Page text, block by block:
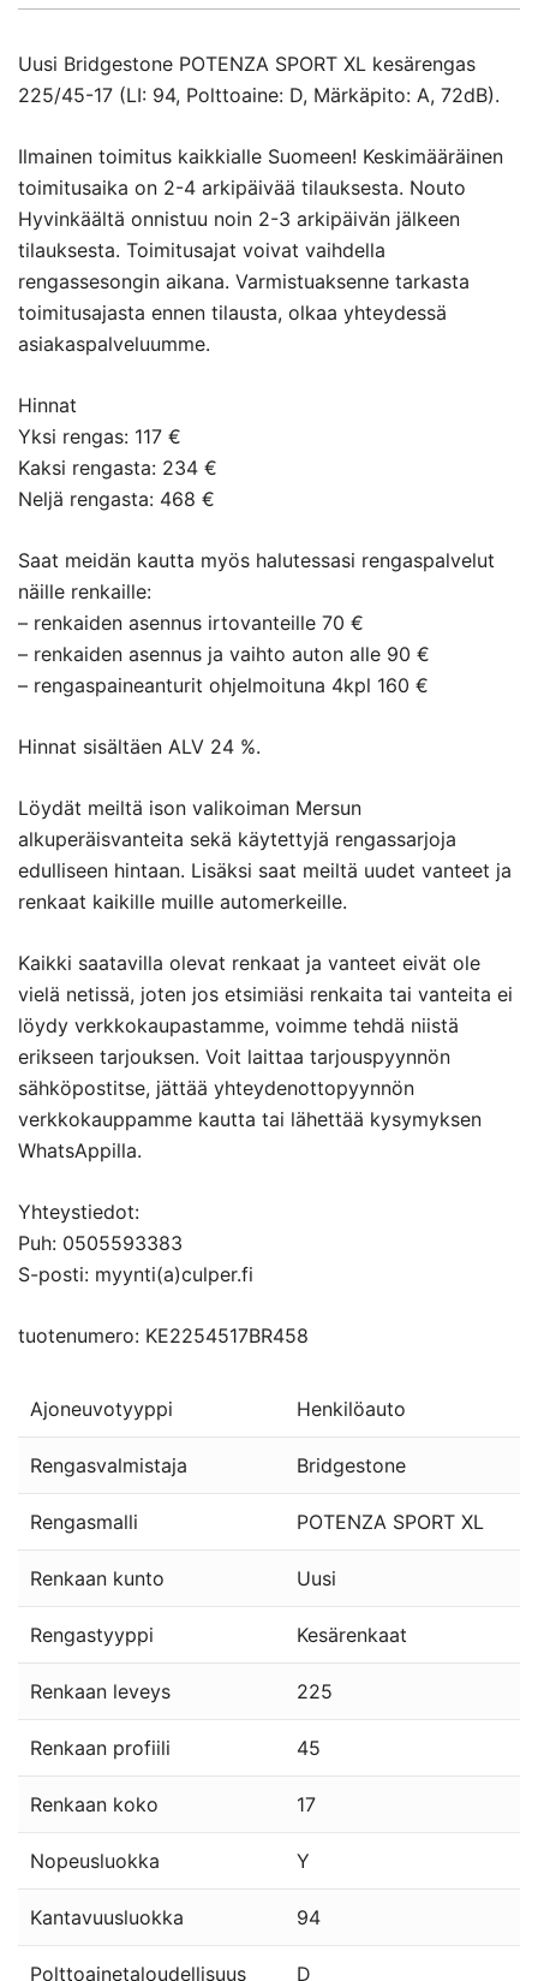
Uusi Bridgestone POTENZA SPORT XL kesärengas
225/45-17 (LI: 94, Polttoaine: D, Märkäpito: A, 72dB).
Ilmainen toimitus kaikkialle Suomeen! Keskimääräinen
toimitusaika on 2-4 arkipäivää tilauksesta. Nouto
Hyvinkäältä onnistuu noin 2-3 arkipäivän jälkeen
tilauksesta. Toimitusajat voivat vaihdella
rengassesongin aikana. Varmistuaksenne tarkasta
toimitusajasta ennen tilausta, olkaa yhteydessä
asiakaspalveluumme.
Hinnat
Yksi rengas: 117 €
Kaksi rengasta: 234 €
Neljä rengasta: 468 €
Saat meidän kautta myös halutessasi rengaspalvelut
näille renkaille:
– renkaiden asennus irtovanteille 70 €
– renkaiden asennus ja vaihto auton alle 90 €
– rengaspaineanturit ohjelmoituna 4kpl 160 €
Hinnat sisältäen ALV 24 %.
Löydät meiltä ison valikoiman Mersun
alkuperäisvanteita sekä käytettyjä rengassarjoja
edulliseen hintaan. Lisäksi saat meiltä uudet vanteet ja
renkaat kaikille muille automerkeille.
Kaikki saatavilla olevat renkaat ja vanteet eivät ole
vielä netissä, joten jos etsimiäsi renkaita tai vanteita ei
löydy verkkokaupastamme, voimme tehdä niistä
erikseen tarjouksen. Voit laittaa tarjouspyynnön
sähköpostitse, jättää yhteydenottopyynnön
verkkokauppamme kautta tai lähettää kysymyksen
WhatsAppilla.
Yhteystiedot:
Puh: 0505593383
S-posti: myynti(a)culper.fi
tuotenumero: KE2254517BR458
Ajoneuvotyyppi Henkilöauto
Rengasvalmistaja Bridgestone
Rengasmalli POTENZA SPORT XL
Renkaan kunto Uusi
Rengastyyppi Kesärenkaat
Renkaan leveys 225
Renkaan profiili 45
Renkaan koko 17
Nopeusluokka Y
Kantavuusluokka 94
Polttoainetaloudellisuus D